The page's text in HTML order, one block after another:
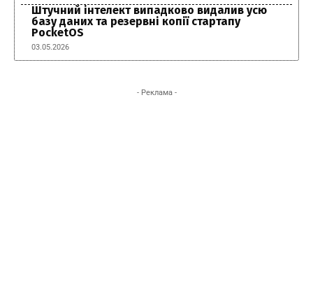
Штучний інтелект випадково видалив усю
базу даних та резервні копії стартапу
PocketOS
03.05.2026
- Реклама -